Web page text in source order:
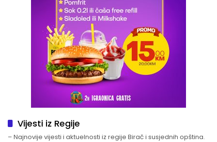
Vijesti iz Regije
– Najnovije vijesti i aktuelnosti iz regije Birač i susjednih opština.